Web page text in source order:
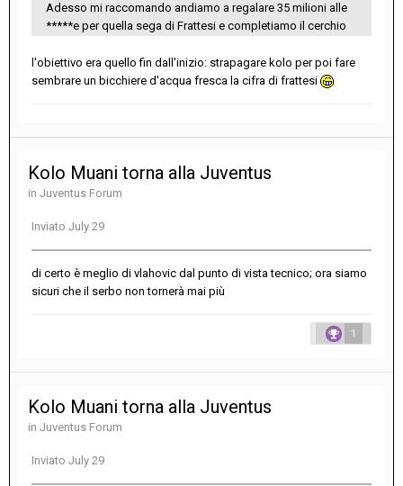
Adesso mi raccomando andiamo a regalare 35 milioni alle
*****e per quella sega di Frattesi e completiamo il cerchio
l'obiettivo era quello fin dall'inizio: strapagare kolo per poi fare
sembrare un bicchiere d'acqua fresca la cifra di frattesi
Kolo Muani torna alla Juventus
in Juventus Forum
Inviato July 29
di certo è meglio di vlahovic dal punto di vista tecnico; ora siamo
sicuri che il serbo non tornerà mai più
1
Kolo Muani torna alla Juventus
in Juventus Forum
Inviato July 29